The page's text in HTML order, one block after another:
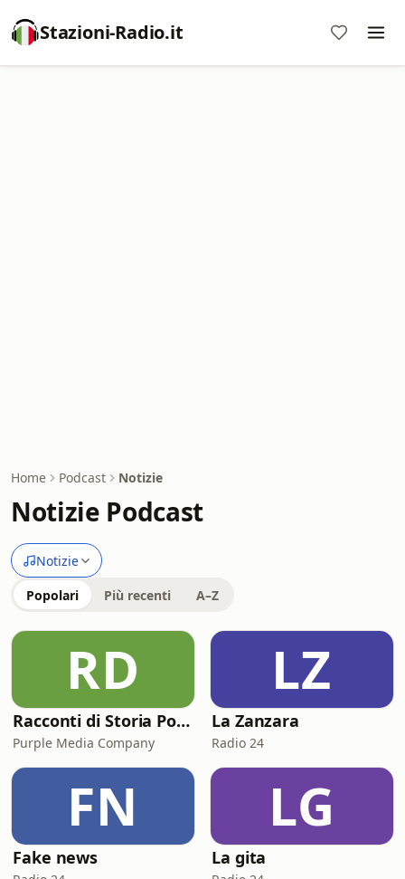
Stazioni-Radio.it
Home Podcast Notizie
Notizie Podcast
Notizie
Popolari Più recenti A–Z
RD
Racconti di Storia Podcast
Purple Media Company
LZ
La Zanzara
Radio 24
FN
Fake news
LG
La gita